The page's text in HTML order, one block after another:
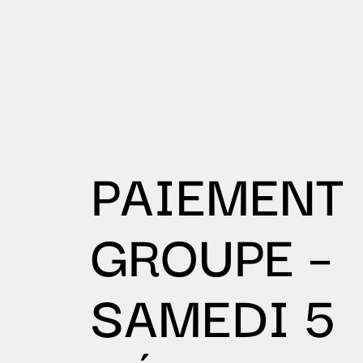
PAIEMENT
GROUPE –
SAMEDI 5